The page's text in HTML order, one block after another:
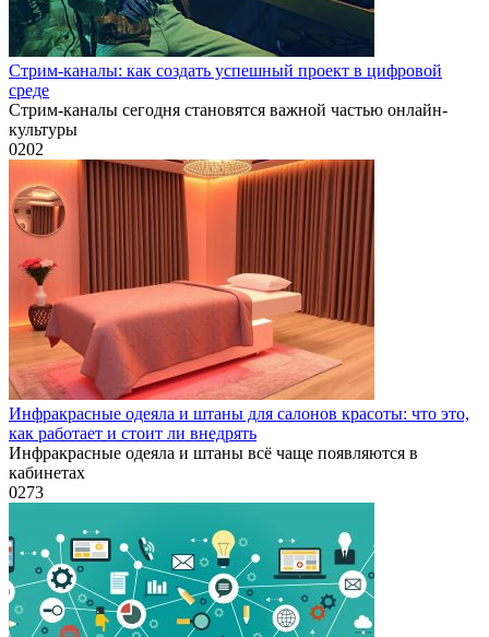
Стрим-каналы: как создать успешный проект в цифровой
среде
Стрим-каналы сегодня становятся важной частью онлайн-
культуры
0202
Инфракрасные одеяла и штаны для салонов красоты: что это,
как работает и стоит ли внедрять
Инфракрасные одеяла и штаны всё чаще появляются в
кабинетах
0273